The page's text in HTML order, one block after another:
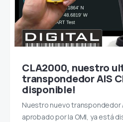
CLA2000, nuestro
transpondedor AIS
disponible!
Nuestro nuevo transpondedor
aprobado por la OMI, ya está